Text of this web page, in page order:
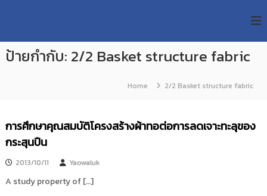
p
U
T
e
a
r
c
วิ
ท
ท
โ
ล
ป้ายกำกับ: 2/2 Basket structure fabric
Home 2/2 Basket structure fabric
การศึกษาคุณสมบัติโครงสร้างผ้าทอต่อการลดเจาะทะลุของ
กระสุนปืน
2013/10/11 Yaowaluk
A study property of […]